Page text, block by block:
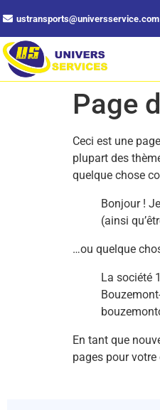
ustransports@universservice.com
Page
Ceci est une
plupart des
quelque chose
Bonjour !
(ainsi
…ou quelque
La société
En tant que
pages pour